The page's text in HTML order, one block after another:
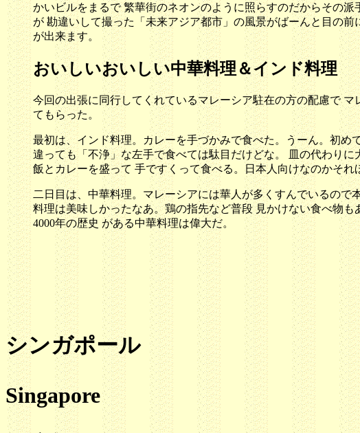
かいビルをまるで 繁華街のネオンのように照らすのだからその
が 勘違いして撮った「未来アジア都市」の風景がばーんと目の
が出来ます。
おいしいおいしい中華料理＆インド料理
今回の出張に同行してくれているマレーシア駐在の方の配慮で
てもらった。
最初は、インド料理。カレーを手づかみで食べた。うーん。初め
違っても「不浄」な左手で食べては駄目だけどな。 皿の代わり
飯とカレーを盛って 手ですくって食べる。日本人向けなのかそ
二日目は、中華料理。マレーシアには華人が多くすんでいるので
料理は美味しかったなあ。鶏の指先など普段 見かけない食べ物
4000年の歴史 がある中華料理は偉大だ。
シンガポール
Singapore